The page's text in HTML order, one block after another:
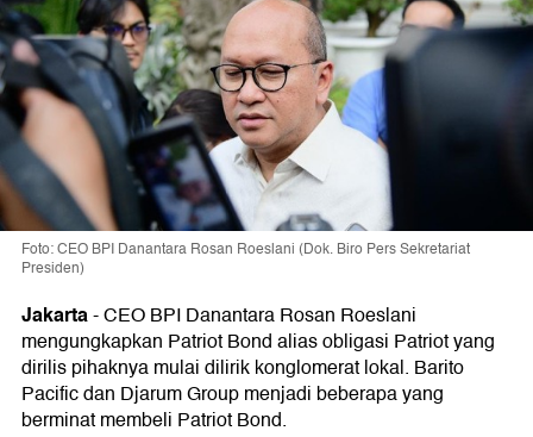
Foto: CEO BPI Danantara Rosan Roeslani (Dok. Biro Pers Sekretariat
Presiden)
Jakarta-CEO BPI Danantara Rosan Roeslani
mengungkapkan Patriot Bond alias obligasi Patriot yang
dirilis pihaknya mulai dilirik konglomerat lokal. Barito
Pacific dan Djarum Group menjadi beberapa yang
berminat membeli Patriot Bond.